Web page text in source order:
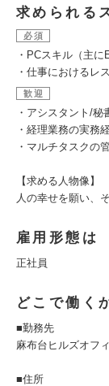
求められる
必須
・PCスキル（主に
・仕事におけるレ
歓迎
・アシスタント/秘
・経理業務の実務
・マルチタスクの
【求める人物像】
人の幸せを願い、
雇用形態は
正社員
どこで働く
■勤務先
麻布台ヒルズオフ
■住所